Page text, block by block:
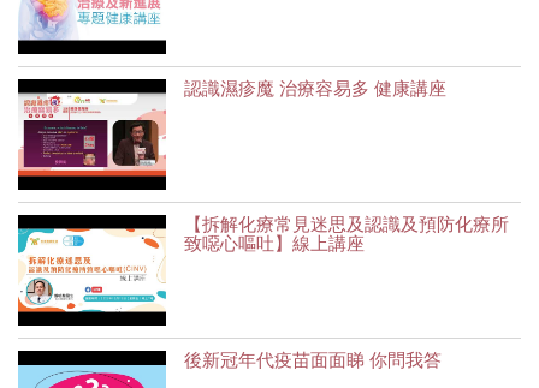
認識濕疹魔 治療容易多 健康講座
【拆解化療常見迷思及認識及預防化療所
致噁心嘔吐】線上講座
後新冠年代疫苗面面睇 你問我答